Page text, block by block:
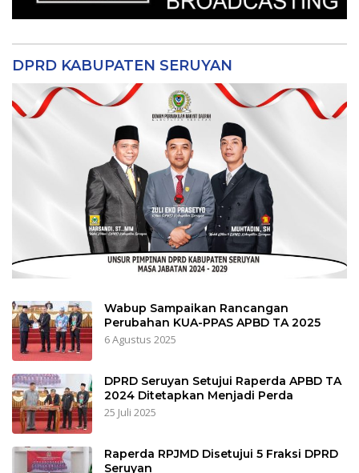
DPRD KABUPATEN SERUYAN
Wabup Sampaikan Rancangan
Perubahan KUA-PPAS APBD TA 2025
6 Agustus 2025
DPRD Seruyan Setujui Raperda APBD TA
2024 Ditetapkan Menjadi Perda
25 Juli 2025
Raperda RPJMD Disetujui 5 Fraksi DPRD
Seruyan